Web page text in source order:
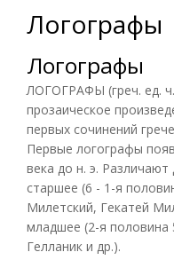
Логографы
Логографы
ЛОГОГРАФЫ (греч. ед.
прозаическое
первых сочинений
Первые логографы
века до н. э.
старшее (6 - 1-я
Милетский, Гекатей
младшее (2-я половина
Гелланик и др.).